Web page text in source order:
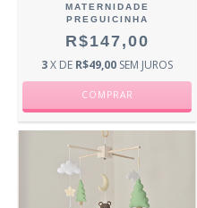
MATERNIDADE
PREGUICINHA
R$147,00
3X DE R$49,00 SEM JUROS